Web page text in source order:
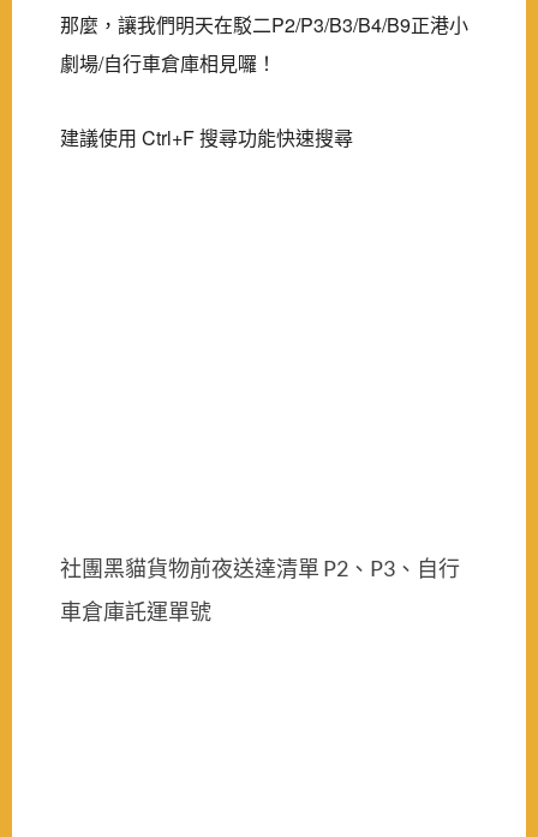
那麼，讓我們明天在駁二P2/P3/B3/B4/B9正港小
劇場/自行車倉庫相見囉！
建議使用 Ctrl+F 搜尋功能快速搜尋
社團黑貓貨物前夜送達清單 P2、P3、自行
車倉庫託運單號